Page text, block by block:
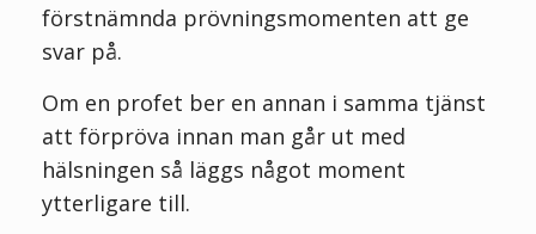
förstnämnda prövningsmomenten att ge
svar på.
Om en profet ber en annan i samma tjänst
att förpröva innan man går ut med
hälsningen så läggs något moment
ytterligare till.